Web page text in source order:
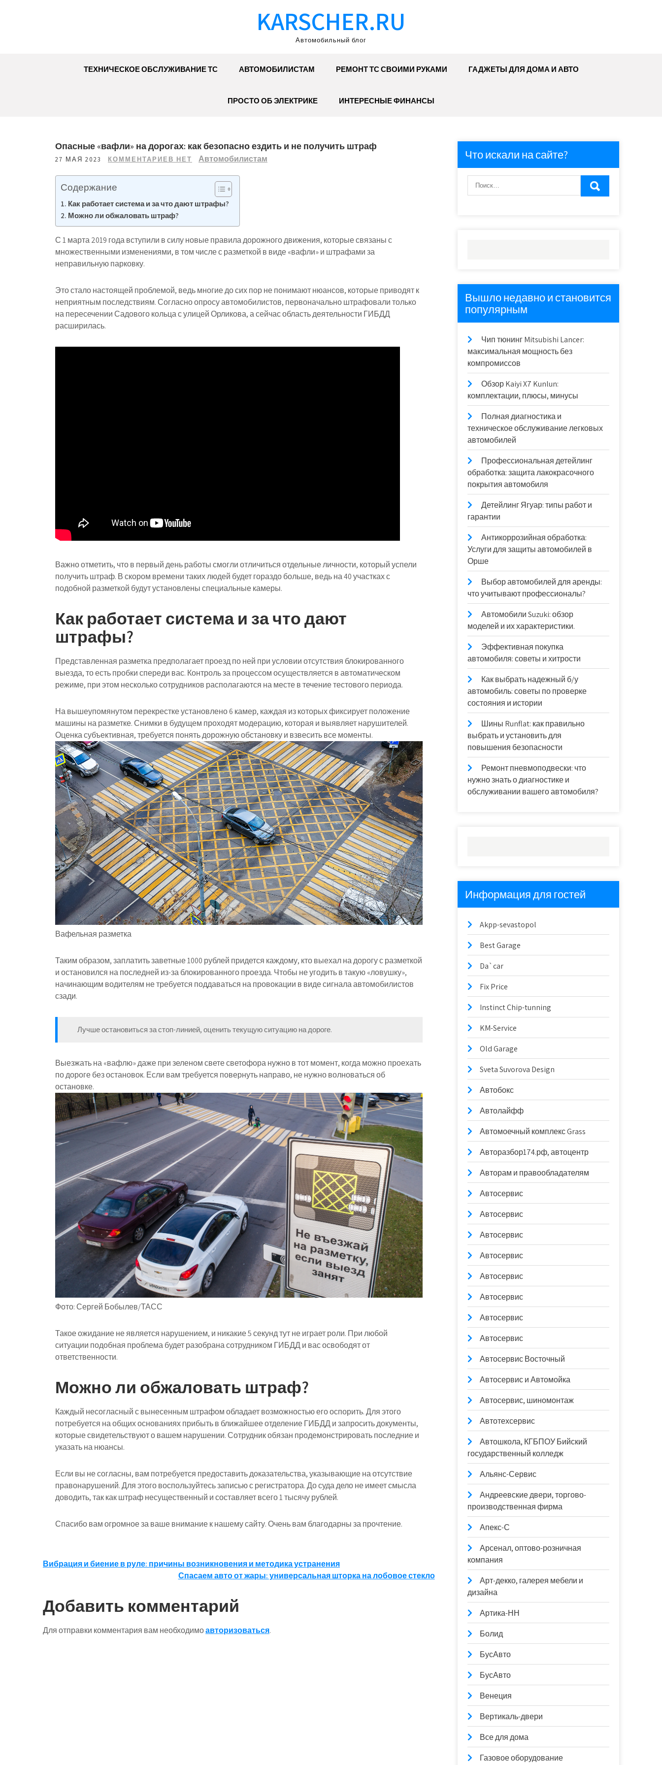
KARSCHER.RU
Автомобильный блог
ТЕХНИЧЕСКОЕ ОБСЛУЖИВАНИЕ ТС АВТОМОБИЛИСТАМ РЕМОНТ ТС СВОИМИ РУКАМИ ГАДЖЕТЫ ДЛЯ ДОМА И АВТО
ПРОСТО ОБ ЭЛЕКТРИКЕ ИНТЕРЕСНЫЕ ФИНАНСЫ
Опасные «вафли» на дорогах: как безопасно ездить и не получить штраф
27 МАЯ 2023 КОММЕНТАРИЕВ НЕТ Автомобилистам
Содержание
Как работает система и за что дают штрафы?
Можно ли обжаловать штраф?
С 1 марта 2019 года вступили в силу новые правила дорожного движения, которые связаны с
множественными изменениями, в том числе с разметкой в виде «вафли» и штрафами за
неправильную парковку.
Это стало настоящей проблемой, ведь многие до сих пор не понимают нюансов, которые приводят к
неприятным последствиям. Согласно опросу автомобилистов, первоначально штрафовали только
на пересечении Садового кольца с улицей Орликова, а сейчас область деятельности ГИБДД
расширилась.
Важно отметить, что в первый день работы смогли отличиться отдельные личности, который успели
получить штраф. В скором времени таких людей будет гораздо больше, ведь на 40 участках с
подобной разметкой будут установлены специальные камеры.
Как работает система и за что дают
штрафы?
Представленная разметка предполагает проезд по ней при условии отсутствия блокированного
выезда, то есть пробки спереди вас. Контроль за процессом осуществляется в автоматическом
режиме, при этом несколько сотрудников располагаются на месте в течение тестового периода.
На вышеупомянутом перекрестке установлено 6 камер, каждая из которых фиксирует положение
машины на разметке. Снимки в будущем проходят модерацию, которая и выявляет нарушителей.
Оценка субъективная, требуется понять дорожную обстановку и взвесить все моменты.
Вафельная разметка
Таким образом, заплатить заветные 1000 рублей придется каждому, кто выехал на дорогу с разметкой
и остановился на последней из-за блокированного проезда. Чтобы не угодить в такую «ловушку»,
начинающим водителям не требуется поддаваться на провокации в виде сигнала автомобилистов
сзади.
Лучше остановиться за стоп-линией, оценить текущую ситуацию на дороге.
Выезжать на «вафлю» даже при зеленом свете светофора нужно в тот момент, когда можно проехать
по дороге без остановок. Если вам требуется повернуть направо, не нужно волноваться об
остановке.
Фото: Сергей Бобылев/ТАСС
Такое ожидание не является нарушением, и никакие 5 секунд тут не играет роли. При любой
ситуации подобная проблема будет разобрана сотрудником ГИБДД и вас освободят от
ответственности.
Можно ли обжаловать штраф?
Каждый несогласный с вынесенным штрафом обладает возможностью его оспорить. Для этого
потребуется на общих основаниях прибыть в ближайшее отделение ГИБДД и запросить документы,
которые свидетельствуют о вашем нарушении. Сотрудник обязан продемонстрировать последние и
указать на нюансы.
Если вы не согласны, вам потребуется предоставить доказательства, указывающие на отсутствие
правонарушений. Для этого воспользуйтесь записью с регистратора. До суда дело не имеет смысла
доводить, так как штраф несущественный и составляет всего 1 тысячу рублей.
Спасибо вам огромное за ваше внимание к нашему сайту. Очень вам благодарны за прочтение.
Навигация
записям
Вибрация и биение в руле: причины возникновения и методика устранения
Спасаем авто от жары: универсальная шторка на лобовое стекло
Добавить комментарий
Для отправки комментария вам необходимоавторизоваться.
Что искали на сайте?
Вышло недавно и становится
популярным
Чип тюнинг Mitsubishi Lancer:
максимальная мощность без
компромиссов
Обзор Kaiyi X7 Kunlun:
комплектации, плюсы, минусы
Полная диагностика и
техническое обслуживание легковых
автомобилей
Профессиональная детейлинг
обработка: защита лакокрасочного
покрытия автомобиля
Детейлинг Ягуар: типы работ и
гарантии
Антикоррозийная обработка:
Услуги для защиты автомобилей в
Орше
Выбор автомобилей для аренды:
что учитывают профессионалы?
Автомобили Suzuki: обзор
моделей и их характеристики.
Эффективная покупка
автомобиля: советы и хитрости
Как выбрать надежный б/у
автомобиль: советы по проверке
состояния и истории
Шины Runflat: как правильно
выбрать и установить для
повышения безопасности
Ремонт пневмоподвески: что
нужно знать о диагностике и
обслуживании вашего автомобиля?
Информация для гостей
Akpp-sevastopol
Best Garage
Da`car
Fix Price
Instinct Chip-tunning
KM-Service
Old Garage
Sveta Suvorova Design
Автобокс
Автолайфф
Автомоечный комплекс Grass
Авторазбор174.рф, автоцентр
Авторам и правообладателям
Автосервис
Автосервис
Автосервис
Автосервис
Автосервис
Автосервис
Автосервис
Автосервис
Автосервис Восточный
Автосервис и Автомойка
Автосервис, шиномонтаж
Автотехсервис
Автошкола, КГБПОУ Бийский
государственный колледж
Альянс-Сервис
Андреевские двери, торгово-
производственная фирма
Апекс-С
Арсенал, оптово-розничная
компания
Арт-декко, галерея мебели и
дизайна
Артика-НН
Болид
БусАвто
БусАвто
Венеция
Вертикаль-двери
Все для дома
Газовое оборудование